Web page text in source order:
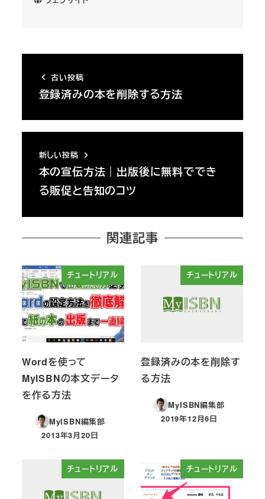
古い投稿
登録済みの本を削除する方法
新しい投稿
本の宣伝方法｜出版後に無料ででき
る販促と告知のコツ
関連記事
チュートリアル
Wordを使って
MyISBNの本文データ
を作る方法
MyISBN編集部
投稿日
2013年3月20日
チュートリアル
登録済みの本を削除す
る方法
MyISBN編集部
投稿日
2019年12月6日
チュートリアル チュートリアル